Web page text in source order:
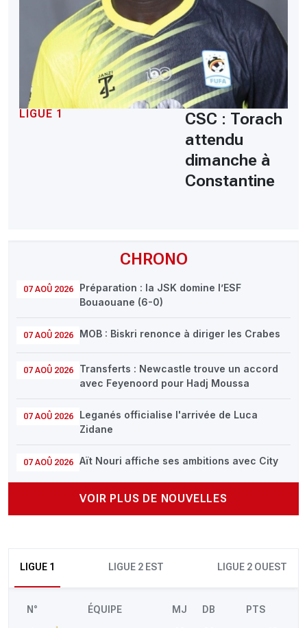
CHRONO
07 AOÛ 2026
Préparation : la JSK domine l’ESF
Bouaouane (6-0)
07 AOÛ 2026 MOB : Biskri renonce à diriger les Crabes
07 AOÛ 2026
Transferts : Newcastle trouve un accord
avec Feyenoord pour Hadj Moussa
07 AOÛ 2026
Leganés officialise l'arrivée de Luca
Zidane
07 AOÛ 2026 Aït Nouri affiche ses ambitions avec City
VOIR PLUS DE NOUVELLES
LIGUE 1 LIGUE 2 EST LIGUE 2 OUEST
N° ÉQUIPE MJ DB PTS
LIGUE 1
CSC : Torach
attendu
dimanche à
Constantine